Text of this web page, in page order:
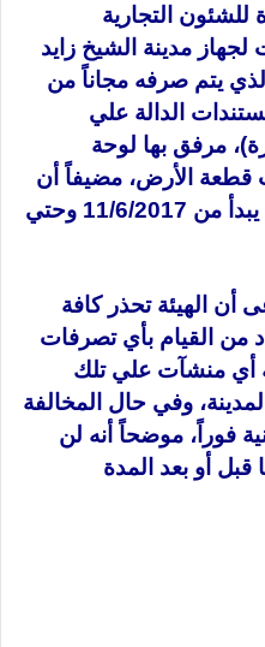
للشئون التجارية
لجهاز مدينة الشيخ زايد
يتم صرفه مجاناً من
الدالة علي
مرفق بها لوحة
قطعة الأرض، مضيفاً أن
قبول الطلبات بجهاز المدينة يبدأ من 11/6/2017 وحتي
أن الهيئة تحذر كافة
من القيام بأي تصرفات
أي منشآت علي تلك
وفي حال المخالفة
فوراً، موضحاً أنه لن
أو بعد المدة